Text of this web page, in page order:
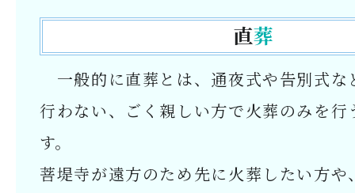
直葬
一般的に直葬とは、通夜式や告別式な
行わない、ごく親しい方で火葬のみを行
す。
菩堤寺が遠方のため先に火葬したい方や